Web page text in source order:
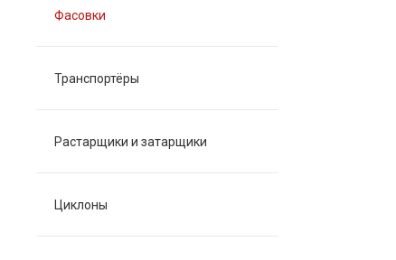
Фасовки
Транспортёры
Растарщики и затарщики
Циклоны